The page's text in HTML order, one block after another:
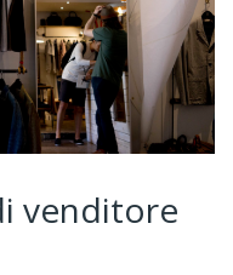
venditore